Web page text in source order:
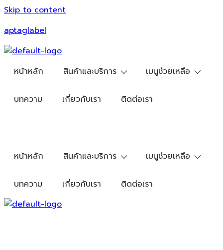
Skip to content
aptaglabel
หน้าหลัก สินค้าและบริการ เมนูช่วยเหลือ
บทความ เกี่ยวกับเรา ติดต่อเรา
หน้าหลัก สินค้าและบริการ เมนูช่วยเหลือ
บทความ เกี่ยวกับเรา ติดต่อเรา